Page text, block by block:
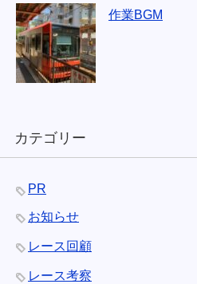
作業BGM
カテゴリー
PR
お知らせ
レース回顧
レース考察